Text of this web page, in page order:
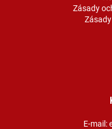
Zásady
E-mail: